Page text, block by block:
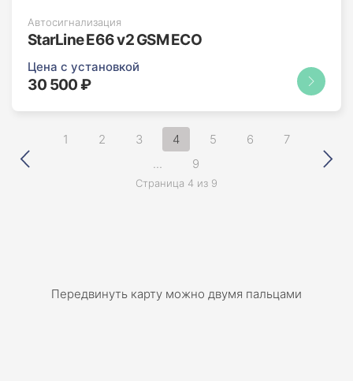
Автосигнализация
StarLine E66 v2 GSM ECO
Цена с установкой
30 500 ₽
1 2 3 4 5 6
7
...
9
Страница 4 из 9
Передвинуть карту можно двумя пальцами